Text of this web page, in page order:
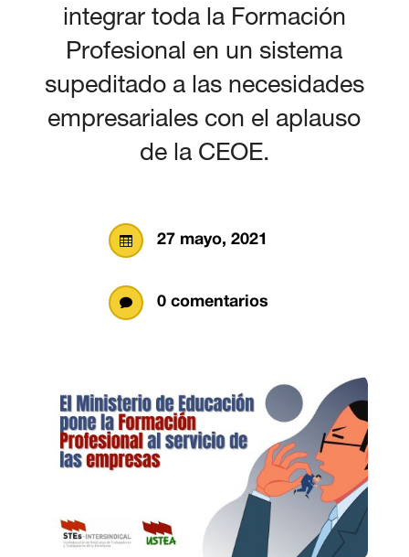
integrar toda la Formación
Profesional en un sistema
supeditado a las necesidades
empresariales con el aplauso
de la CEOE.
 27 mayo, 2021
 0 comentarios